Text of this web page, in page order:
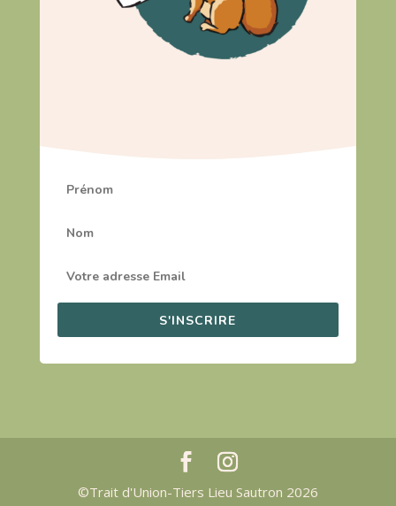
S'INSCRIRE
©Trait d'Union-Tiers Lieu Sautron 2026